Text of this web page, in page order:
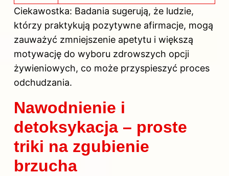
Ciekawostka: Badania sugerują, że ludzie,
którzy praktykują pozytywne afirmacje, mogą
zauważyć zmniejszenie apetytu i większą
motywację do wyboru zdrowszych opcji
żywieniowych, co może przyspieszyć proces
odchudzania.
Nawodnienie i
detoksykacja – proste
triki na zgubienie
brzucha